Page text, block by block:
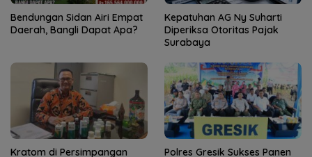
Bendungan Sidan Airi Empat
Daerah, Bangli Dapat Apa?
Kepatuhan AG Ny Suharti
Diperiksa Otoritas Pajak
Surabaya
Kratom di Persimpangan
Polres Gresik Sukses Panen